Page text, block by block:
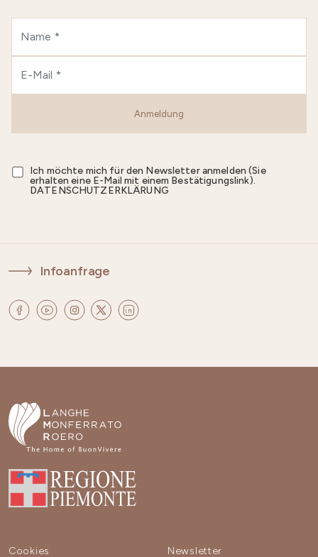
Anmeldung
Ich möchte mich für den Newsletter anmelden (Sie
erhalten eine E-Mail mit einem Bestätigungslink).
DATENSCHUTZERKLÄRUNG
Infoanfrage
Cookies Newsletter